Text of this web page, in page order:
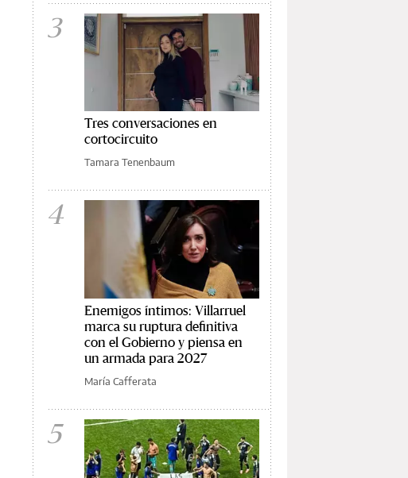
3
Tres conversaciones en
cortocircuito
Tamara Tenenbaum
4
Enemigos íntimos: Villarruel
marca su ruptura definitiva
con el Gobierno y piensa en
un armada para 2027
María Cafferata
5